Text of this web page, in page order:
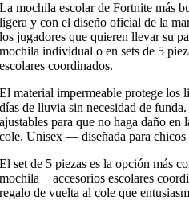
La mochila escolar de Fortnite más
ligera y con el diseño oficial de la
los jugadores que quieren llevar su
mochila individual o en sets de 5
escolares coordinados.
El material impermeable protege los
días de lluvia sin necesidad de
ajustables para que no haga daño en
cole. Unisex — diseñada para chicos
El set de 5 piezas es la opción más
mochila + accesorios escolares
regalo de vuelta al cole que